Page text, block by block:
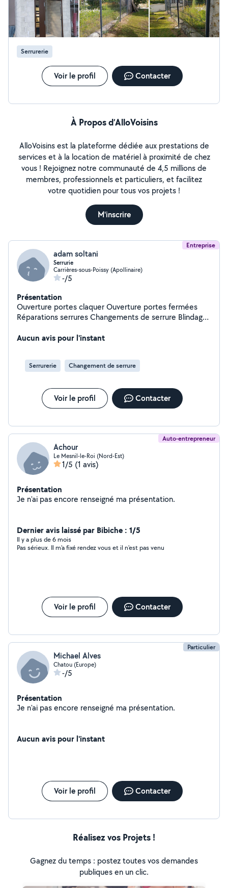
Serrurerie
Voir le profil Contacter
À Propos d’AlloVoisins
AlloVoisins est la plateforme dédiée aux prestations de
services et à la location de matériel à proximité de chez
vous ! Rejoignez notre communauté de 4,5 millions de
membres, professionnels et particuliers, et facilitez
votre quotidien pour tous vos projets !
M'inscrire
Entreprise
adam soltani
Serrurie
Carrières-sous-Poissy (Apollinaire)
-/5
Présentation
Ouverture portes claquer Ouverture portes fermées
Réparations serrures Changements de serrure Blindage
Aucun avis pour l'instant
Serrurerie Changement de serrure
Voir le profil Contacter
Auto-entrepreneur
Achour
Le Mesnil-le-Roi (Nord-Est)
1/5 (1 avis)
Présentation
Je n'ai pas encore renseigné ma présentation.
Dernier avis laissé par Bibiche : 1/5
Il y a plus de 6 mois
Pas sérieux. Il m'a fixé rendez vous et il n'est pas venu
Voir le profil Contacter
Particulier
Michael Alves
Chatou (Europe)
-/5
Présentation
Je n'ai pas encore renseigné ma présentation.
Aucun avis pour l'instant
Voir le profil Contacter
Réalisez vos Projets !
Gagnez du temps : postez toutes vos demandes
publiques en un clic.